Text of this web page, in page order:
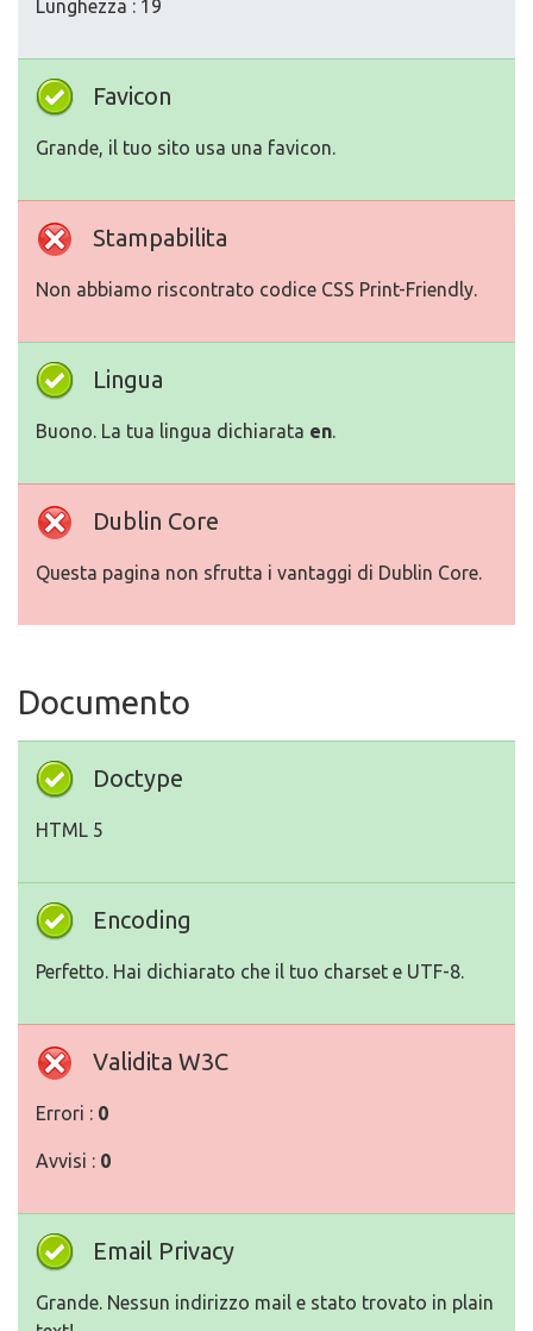
Lunghezza : 19
Favicon
Grande, il tuo sito usa una favicon.
Stampabilita
Non abbiamo riscontrato codice CSS Print-Friendly.
Lingua
Buono. La tua lingua dichiarata en.
Dublin Core
Questa pagina non sfrutta i vantaggi di Dublin Core.
Documento
Doctype
HTML 5
Encoding
Perfetto. Hai dichiarato che il tuo charset e UTF-8.
Validita W3C
Errori : 0
Avvisi : 0
Email Privacy
Grande. Nessun indirizzo mail e stato trovato in plain